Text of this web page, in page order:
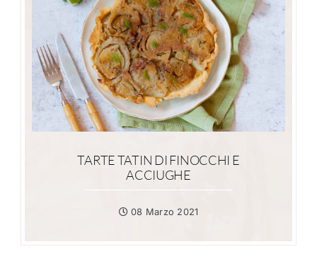
TARTE TATIN DI FINOCCHI E
ACCIUGHE
08 Marzo 2021